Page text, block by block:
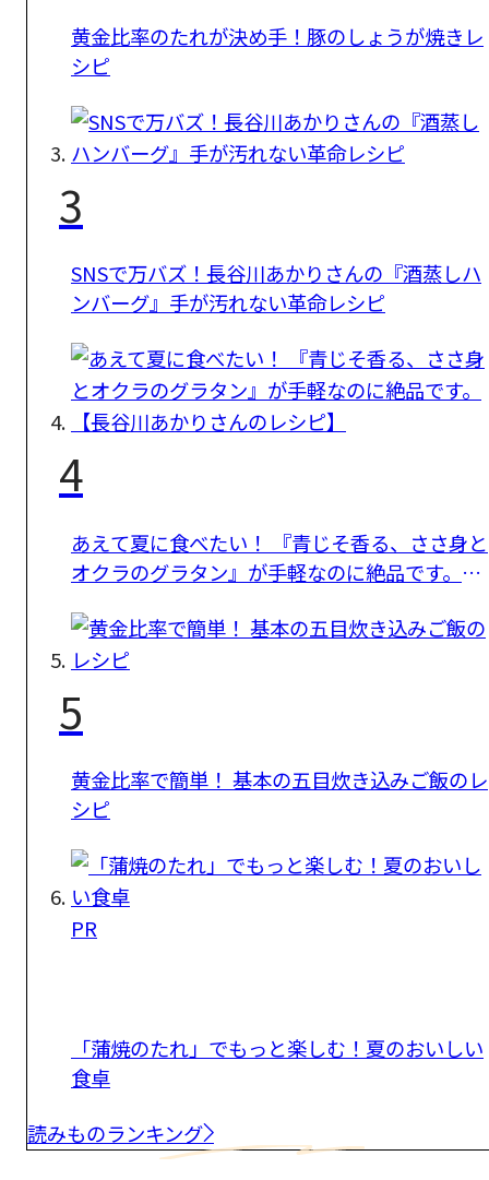
黄金比率のたれが決め手！豚のしょうが焼きレ
シピ
3
SNSで万バズ！長谷川あかりさんの『酒蒸しハ
ンバーグ』手が汚れない革命レシピ
4
あえて夏に食べたい！ 『青じそ香る、ささ身と
オクラのグラタン』が手軽なのに絶品です。
5
黄金比率で簡単！ 基本の五目炊き込みご飯のレ
シピ
PR
「蒲焼のたれ」でもっと楽しむ！夏のおいしい
食卓
読みものランキング